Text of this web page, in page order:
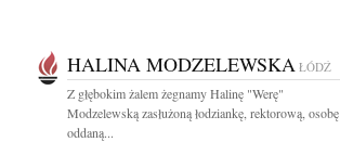
HALINA MODZELEWSKA ŁÓDŹ
Z głębokim żalem żegnamy Halinę "Werę"
Modzelewską zasłużoną łodziankę, rektorową, osobę
oddaną...